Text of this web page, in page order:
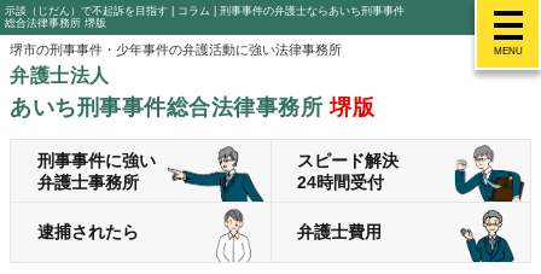
MENU
示談（じだん）で不起訴を目指す | コラム | 刑事事件の弁護士ならあいち刑事事件
総合法律事務所 堺版
堺市の刑事事件・少年事件の弁護活動に強い法律事務所
弁護士法人
あいち刑事事件総合法律事務所堺版
刑事事件に強い
弁護士事務所
スピード解決
24時間受付
逮捕されたら 弁護士費用